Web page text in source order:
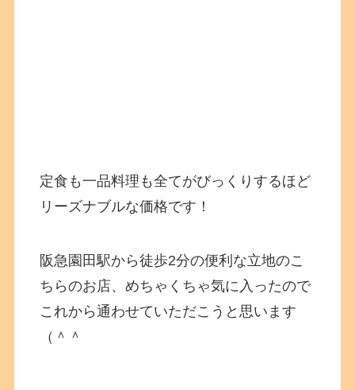
定食も一品料理も全てがびっくりするほど
リーズナブルな価格です！
阪急園田駅から徒歩2分の便利な立地のこ
ちらのお店、めちゃくちゃ気に入ったので
これから通わせていただこうと思います
（＾＾